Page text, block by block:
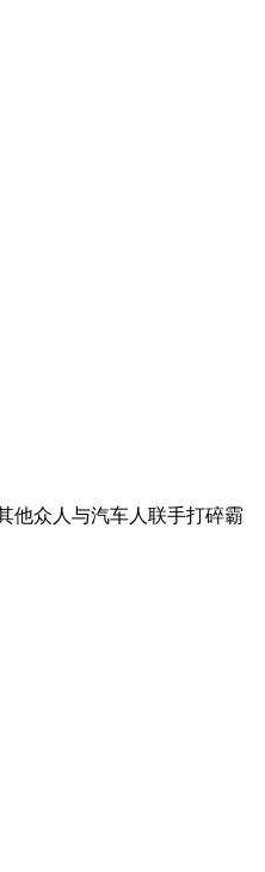
他众人与汽车人联手打碎霸